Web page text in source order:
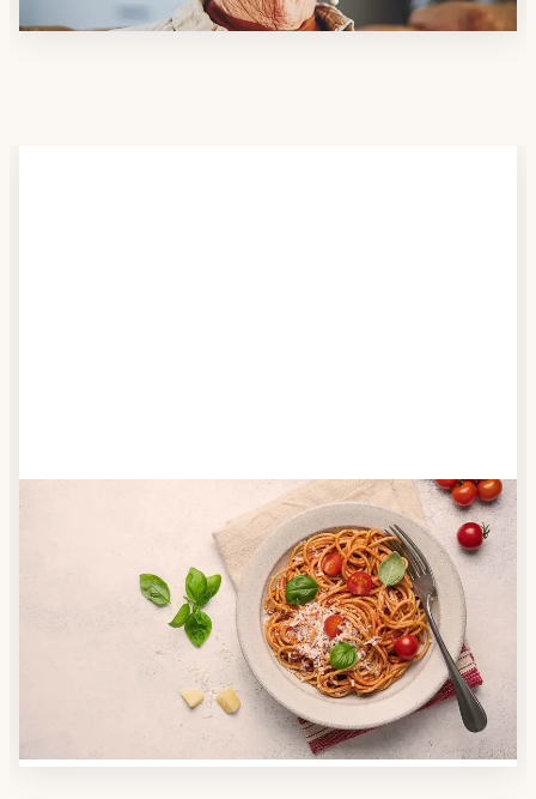
Anbieter finden
Nutzen Sie unsere große Mahlzeiten-Dienst-Suche,
um herauszufinden, welche Anbieter es in Ihrer
Region gibt und welcher am besten zu Ihnen passt.
Verschaffen Sie sich auch einen Überblick über die
Essen auf Rädern-Kosten.